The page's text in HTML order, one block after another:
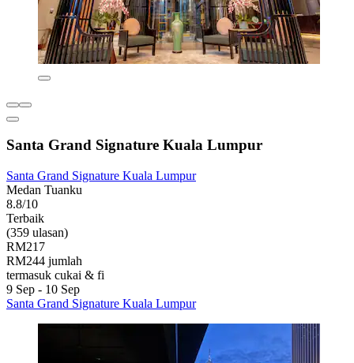
Santa Grand Signature Kuala Lumpur
Santa Grand Signature Kuala Lumpur
Medan Tuanku
8.8/10
Terbaik
(359 ulasan)
RM217
RM244 jumlah
termasuk cukai & fi
9 Sep - 10 Sep
Santa Grand Signature Kuala Lumpur